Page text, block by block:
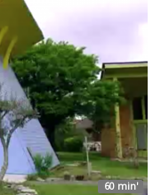
60 min'